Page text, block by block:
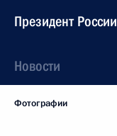
Президент России
Новости
Фотографии